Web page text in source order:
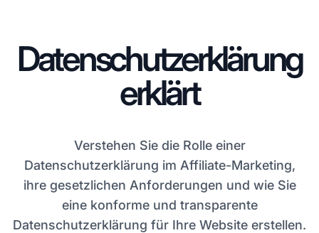
Datenschutzerklärung
erklärt
Verstehen Sie die Rolle einer
Datenschutzerklärung im Affiliate-Marketing,
ihre gesetzlichen Anforderungen und wie Sie
eine konforme und transparente
Datenschutzerklärung für Ihre Website erstellen.